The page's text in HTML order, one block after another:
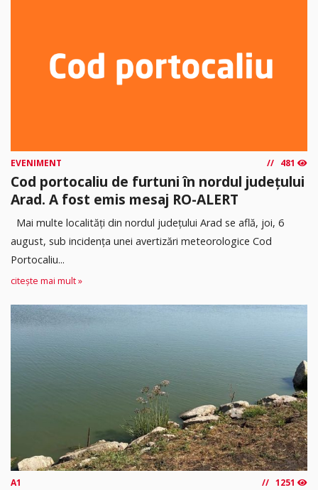
EVENIMENT 481
Cod portocaliu de furtuni în nordul județului
Arad. A fost emis mesaj RO-ALERT
Mai multe localități din nordul județului Arad se află, joi, 6
august, sub incidența unei avertizări meteorologice Cod
Portocaliu...
citește mai mult »
A1 1251